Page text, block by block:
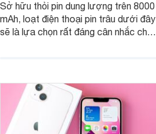
Sở hữu thỏi pin dung lượng trên 8000
mAh, loạt điện thoại pin trâu dưới đây
sẽ là lựa chọn rất đáng cân nhắc cho